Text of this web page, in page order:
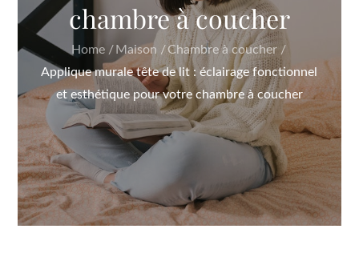
chambre à coucher
Home Maison
Chambre à coucher
Applique murale tête de lit : éclairage fonctionnel
et esthétique pour votre chambre à coucher